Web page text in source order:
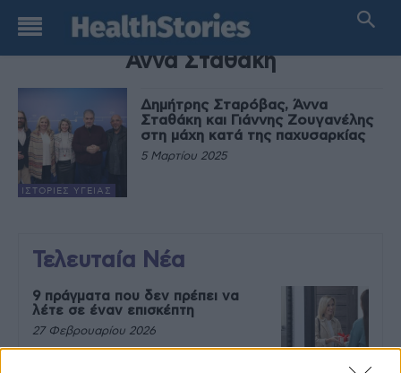
TAG
Άννα Σταθάκη
ΙΣΤΟΡΊΕΣ ΥΓΕΊΑΣ
Δημήτρης Σταρόβας, Άννα
Σταθάκη και Γιάννης Ζουγανέλης
στη μάχη κατά της παχυσαρκίας
5 Μαρτίου 2025
Τελευταία Νέα
9 πράγματα που δεν πρέπει να
λέτε σε έναν επισκέπτη
27 Φεβρουαρίου 2026